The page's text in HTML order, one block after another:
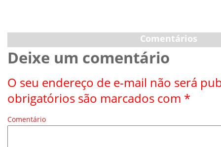
Comentários
Deixe um comentário
O seu endereço de e-mail não será
obrigatórios são marcados com *
Comentário